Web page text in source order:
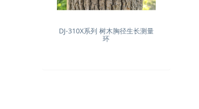
DJ-310X系列 树木胸径生长测量
环